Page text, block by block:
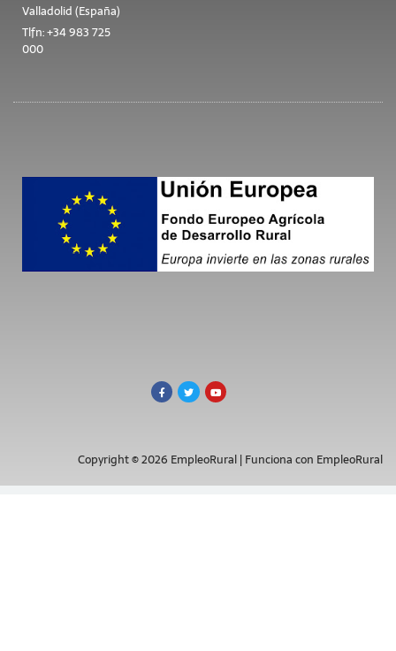
Valladolid (España)
Tlfn: +34 983 725
000
Copyright © 2026 EmpleoRural | Funciona con EmpleoRural